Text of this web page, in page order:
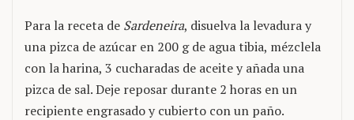
Para la receta de Sardeneira, disuelva la levadura y
una pizca de azúcar en 200 g de agua tibia, mézclela
con la harina, 3 cucharadas de aceite y añada una
pizca de sal. Deje reposar durante 2 horas en un
recipiente engrasado y cubierto con un paño.